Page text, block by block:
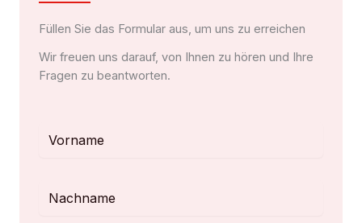
Füllen Sie das Formular aus, um uns zu erreichen
Wir freuen uns darauf, von Ihnen zu hören und Ihre
Fragen zu beantworten.